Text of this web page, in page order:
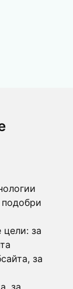
подобри
цели: за
, за
за